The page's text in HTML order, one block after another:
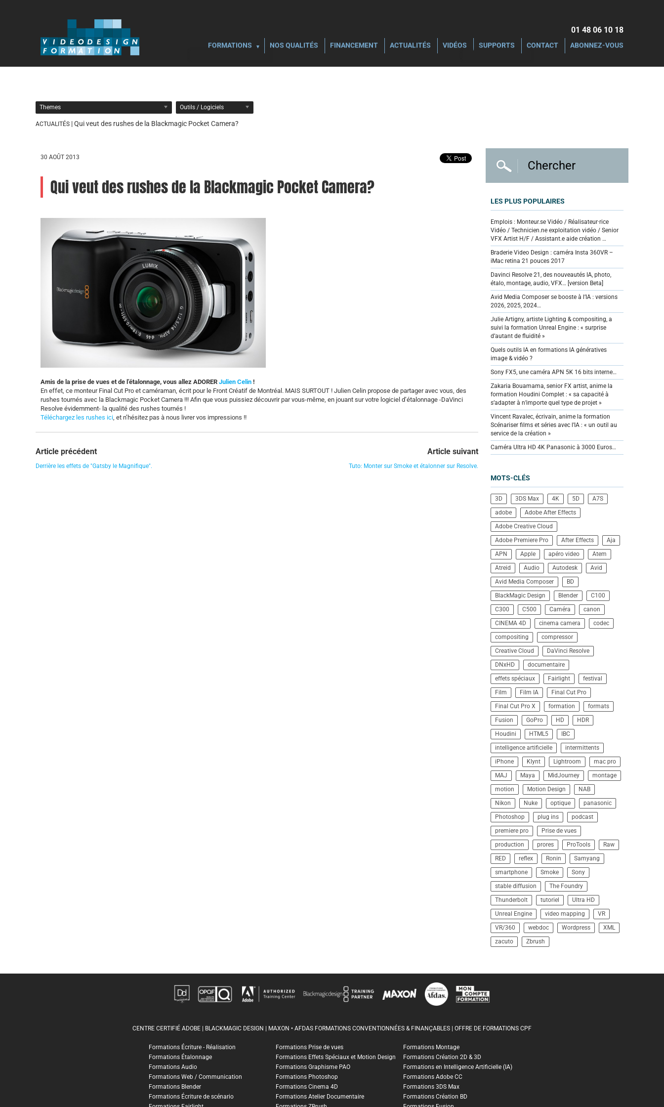
01 48 06 10 18‬
FORMATIONS NOS QUALITÉS FINANCEMENT ACTUALITÉS VIDÉOS SUPPORTS CONTACT ABONNEZ-VOUS
Themes Outils / Logiciels
ACTUALITÉS | Qui veut des rushes de la Blackmagic Pocket Camera?
30 AOÛT 2013
Qui veut des rushes de la Blackmagic Pocket Camera?
Amis de la prise de vues et de l’étalonnage, vous allez ADORER Julien Celin !
En effet, ce monteur Final Cut Pro et caméraman, écrit pour le Front Créatif de Montréal. MAIS SURTOUT ! Julien Celin propose de partager avec vous, des
rushes tournés avec la Blackmagic Pocket Camera !!! Afin que vous puissiez découvrir par vous-même, en jouant sur votre logiciel d’étalonnage -DaVinci
Resolve évidemment- la qualité des rushes tournés !
Téléchargez les rushes ici, et n’hésitez pas à nous livrer vos impressions !!
Article précédent
Derrière les effets de "Gatsby le Magnifique".
Article suivant
Tuto: Monter sur Smoke et étalonner sur Resolve.
LES PLUS POPULAIRES
Emplois : Monteur.se Vidéo / Réalisateur·rice
Vidéo / Technicien.ne exploitation vidéo / Senior
VFX Artist H/F / Assistant.e aide création …
Braderie Video Design : caméra Insta 360VR –
iMac retina 21 pouces 2017
Davinci Resolve 21, des nouveautés IA, photo,
étalo, montage, audio, VFX… [version Beta]
Avid Media Composer se booste à l’IA : versions
2026, 2025, 2024…
Julie Artigny, artiste Lighting & compositing, a
suivi la formation Unreal Engine : « surprise
d’autant de fluidité »
Quels outils IA en formations IA génératives
image & vidéo ?
Sony FX5, une caméra APN 5K 16 bits interne…
Zakaria Bouamama, senior FX artist, anime la
formation Houdini Complet : « sa capacité à
s’adapter à n’importe quel type de projet »
Vincent Ravalec, écrivain, anime la formation
Scénariser films et séries avec l’IA : « un outil au
service de la création »
Caméra Ultra HD 4K Panasonic à 3000 Euros…
MOTS-CLÉS
3D 3DS Max 4K 5D
A7S
adobe
Adobe After Effects
Adobe Creative Cloud
Adobe Premiere Pro
After Effects
Aja
APN
Apple apéro video
Atem
Atreid
Audio Autodesk
Avid
Avid Media Composer
BD
BlackMagic Design
Blender
C100
C300
C500 Caméra
canon
CINEMA 4D
cinema camera
codec
compositing
compressor
Creative Cloud
DaVinci Resolve
DNxHD
documentaire
effets spéciaux
Fairlight
festival
Film
Film IA
Final Cut Pro
Final Cut Pro X
formation
formats
Fusion
GoPro HD
HDR
Houdini
HTML5
IBC
intelligence artificielle
intermittents
iPhone
Klynt Lightroom
mac pro
MAJ
Maya MidJourney
montage
motion
Motion Design
NAB
Nikon
Nuke optique
panasonic
Photoshop
plug ins
podcast
premiere pro
Prise de vues
production
prores ProTools
Raw
RED
reflex Ronin
Samyang
smartphone
Smoke
Sony
stable diffusion
The Foundry
Thunderbolt
tutoriel
Ultra HD
Unreal Engine
video mapping
VR
VR/360
webdoc Wordpress
XML
zacuto
Zbrush
CENTRE CERTIFIÉ ADOBE | BLACKMAGIC DESIGN | MAXON • AFDAS FORMATIONS CONVENTIONNÉES & FINANÇABLES | OFFRE DE FORMATIONS CPF
Formations Écriture - Réalisation Formations Prise de vues
Formations Montage
Formations Étalonnage
Formations Effets Spéciaux et Motion Design
Formations Création 2D & 3D
Formations Audio
Formations Graphisme PAO
Formations en Intelligence Artificielle (IA)
Formations Web / Communication
Formations Photoshop
Formations Adobe CC
Formations Blender
Formations Cinema 4D
Formations 3DS Max
Formations Écriture de scénario
Formations Atelier Documentaire
Formations Création BD